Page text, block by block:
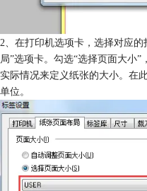
2、在打印机选项卡，选择对应
局”选项卡。勾选“选择页面大小
实际情况来定义纸张的大小。在
单位。